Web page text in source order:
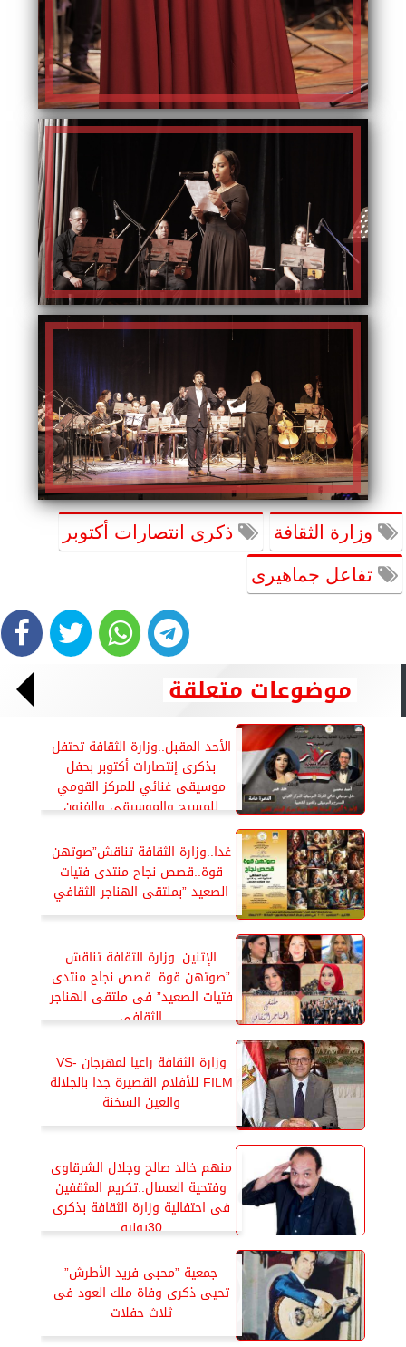
وزارة الثقافة ذكرى انتصارات أكتوبر
تفاعل جماهيرى
موضوعات متعلقة
الأحد المقبل..وزارة الثقافة تحتفل
بذكرى إنتصارات أكتوبر بحفل
موسيقى غنائي للمركز القومي
للمسرح والموسيقى والفنون
غدا..وزارة الثقافة تناقش”صوتهن
قوة..قصص نجاح منتدى فتيات
الصعيد ”بملتقى الهناجر الثقافي
الإثنين..وزارة الثقافة تناقش
”صوتهن قوة..قصص نجاح منتدى
فتيات الصعيد” فى ملتقى الهناجر
الثقافي
وزارة الثقافة راعيا لمهرجان VS-
FILM للأفلام القصيرة جدا بالجلالة
والعين السخنة
منهم خالد صالح وجلال الشرقاوى
وفتحية العسال..تكريم المثقفين
فى احتفالية وزارة الثقافة بذكرى
30يونيه
جمعية ”محبى فريد الأطرش”
تحيى ذكرى وفاة ملك العود فى
ثلاث حفلات